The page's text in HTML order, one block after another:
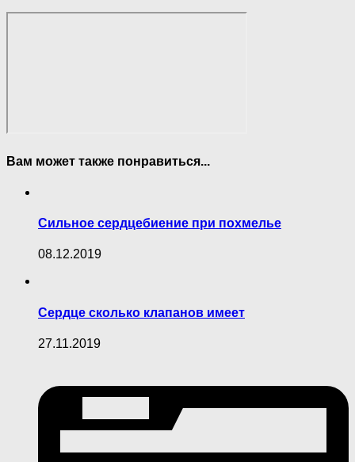
Вам может также понравиться...
Сильное сердцебиение при похмелье
08.12.2019
Сердце сколько клапанов имеет
27.11.2019